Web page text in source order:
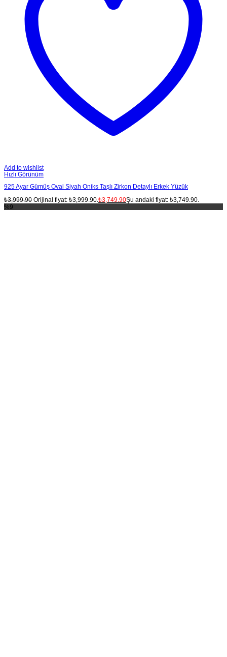
Add to wishlist
Hızlı Görünüm
925 Ayar Gümüş Oval Siyah Oniks Taşlı Zirkon Detaylı Erkek Yüzük
₺3,999.90 Orijinal fiyat: ₺3,999.90. ₺3,749.90Şu andaki fiyat: ₺3,749.90.
%9